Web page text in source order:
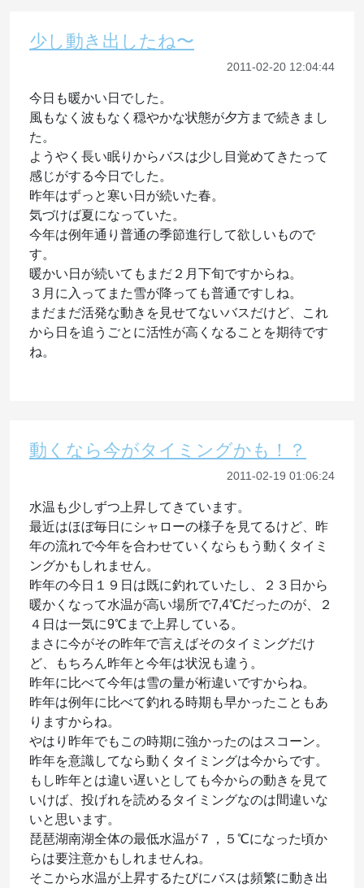
少し動き出したね〜
2011-02-20 12:04:44
今日も暖かい日でした。
風もなく波もなく穏やかな状態が夕方まで続きまし
た。
ようやく長い眠りからバスは少し目覚めてきたって
感じがする今日でした。
昨年はずっと寒い日が続いた春。
気づけば夏になっていた。
今年は例年通り普通の季節進行して欲しいもので
す。
暖かい日が続いてもまだ２月下旬ですからね。
３月に入ってまた雪が降っても普通ですしね。
まだまだ活発な動きを見せてないバスだけど、これ
から日を追うごとに活性が高くなることを期待です
ね。
動くなら今がタイミングかも！？
2011-02-19 01:06:24
水温も少しずつ上昇してきています。
最近はほぼ毎日にシャローの様子を見てるけど、昨
年の流れで今年を合わせていくならもう動くタイミ
ングかもしれません。
昨年の今日１９日は既に釣れていたし、２３日から
暖かくなって水温が高い場所で7,4℃だったのが、２
４日は一気に9℃まで上昇している。
まさに今がその昨年で言えばそのタイミングだけ
ど、もちろん昨年と今年は状況も違う。
昨年に比べて今年は雪の量が桁違いですからね。
昨年は例年に比べて釣れる時期も早かったこともあ
りますからね。
やはり昨年でもこの時期に強かったのはスコーン。
昨年を意識してなら動くタイミングは今からです。
もし昨年とは違い遅いとしても今からの動きを見て
いけば、投げれを読めるタイミングなのは間違いな
いと思います。
琵琶湖南湖全体の最低水温が７，５℃になった頃か
らは要注意かもしれませんね。
そこから水温が上昇するたびにバスは頻繁に動き出